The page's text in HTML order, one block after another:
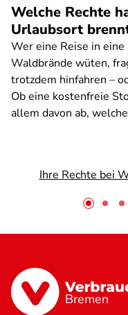
Welche Rechte
Urlaubsort
Wer eine Reise in
Waldbrände wüten,
trotzdem hinfahren –
Ob eine kostenfreie
allem davon ab,
Ihre Rechte bei
Bremen